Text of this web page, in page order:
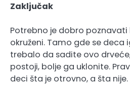
Zaključak
Potrebno je dobro poznavati
okruženi. Tamo gde se deca
trebalo da sadite ovo
postoji, bolje ga uklonite.
deci šta je otrovno, a šta